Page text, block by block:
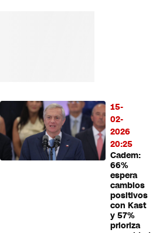
15-
02-
2026
20:25
Cadem:
66%
espera
cambios
positivos
con Kast
y 57%
prioriza